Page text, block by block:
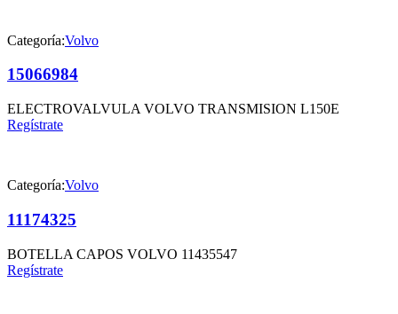
Categoría:Volvo
15066984
ELECTROVALVULA VOLVO TRANSMISION L150E
Regístrate
Categoría:Volvo
11174325
BOTELLA CAPOS VOLVO 11435547
Regístrate